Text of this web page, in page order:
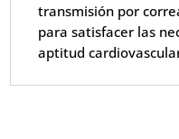
transmisión por
para satisfacer las
aptitud